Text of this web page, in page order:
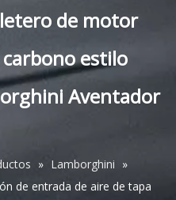
de motor
estilo
Aventador
» Lamborghini »
de entrada de aire de tapa